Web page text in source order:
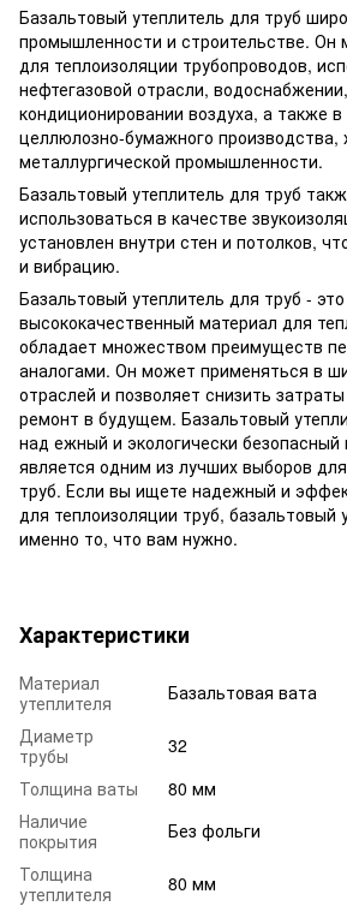
Базальтовый утеплитель для труб
промышленности и строительстве. Он
для теплоизоляции трубопроводов,
нефтегазовой отрасли,
кондиционировании воздуха, а также
целлюлозно-бумажного производства,
металлургической промышленности.
Базальтовый утеплитель для труб
использоваться в качестве
установлен внутри стен и потолков,
и вибрацию.
Базальтовый утеплитель для труб - это
высококачественный материал для
обладает множеством преимуществ
аналогами. Он может применяться в
отраслей и позволяет снизить
ремонт в будущем. Базальтовый
над ежный и экологически безопасный
является одним из лучших выборов
труб. Если вы ищете надежный и
для теплоизоляции труб, базальтовый
именно то, что вам нужно.
Характеристики
Материал
утеплителя
Базальтовая вата
Диаметр
трубы
32
Толщина ваты
80 мм
Наличие
покрытия
Без фольги
Толщина
утеплителя
80 мм